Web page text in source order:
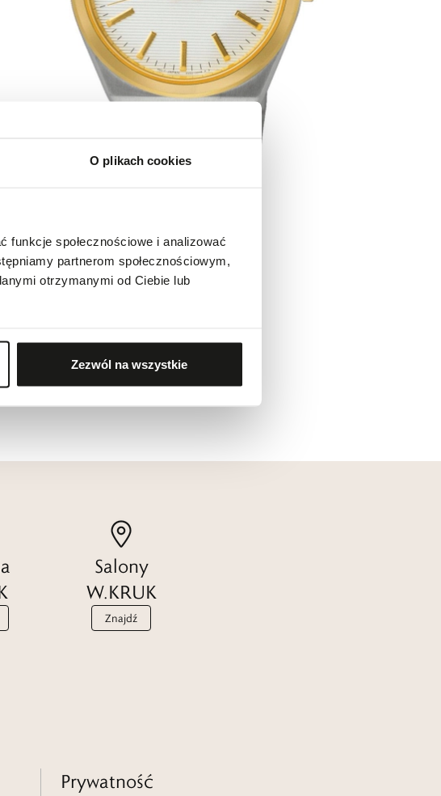
O plikach cookies
funkcje społecznościowe i analizować
partnerom społecznościowym,
otrzymanymi od Ciebie lub
Zezwól na wszystkie
Salony
W.KRUK
Znajdź
Prywatność